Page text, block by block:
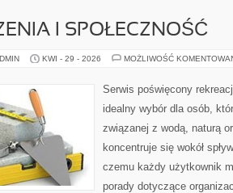
I SPOŁECZNOŚĆ
KWI - 29 - 2026 MOŻLIWOŚĆ
Serwis poświęcony
idealny wybór dla osób,
związanej z wodą, naturą
koncentruje się wokół
czemu każdy użytkownik
porady dotyczące